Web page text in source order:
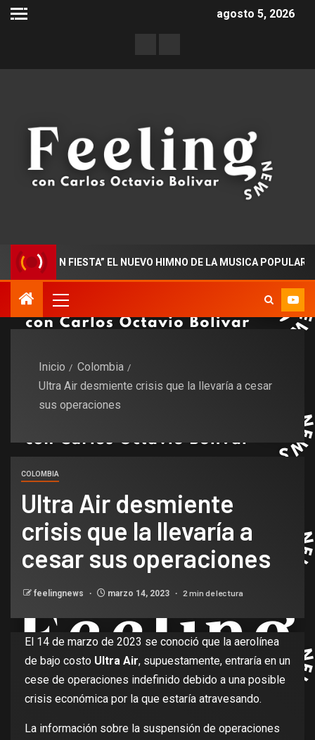
agosto 5, 2026
EN FIESTA” EL NUEVO HIMNO DE LA MUSICA POPULAR
Inicio
Colombia
Ultra Air desmiente crisis que la llevaría a cesar
sus operaciones
COLOMBIA
Ultra Air desmiente
crisis que la llevaría a
cesar sus operaciones
feelingnews marzo 14, 2023 2 min de lectura
El 14 de marzo de 2023 se conoció que la aerolínea
de bajo costo Ultra Air, supuestamente, entraría en un
cese de operaciones indefinido debido a una posible
crisis económica por la que estaría atravesando.
La información sobre la suspensión de operaciones